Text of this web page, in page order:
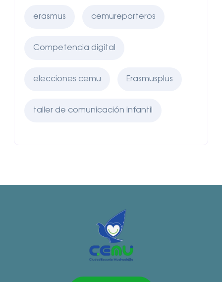
erasmus cemureporteros
Competencia digital
elecciones cemu Erasmusplus
taller de comunicación infantil